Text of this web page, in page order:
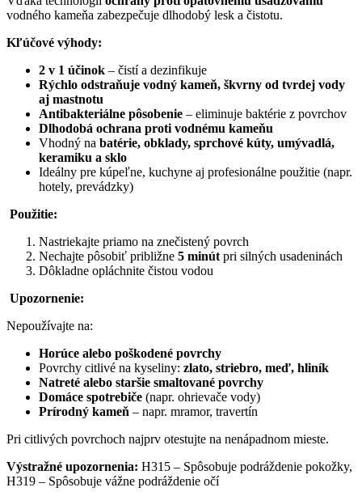
vodného kameňa zabezpečuje dlhodobý lesk a čistotu.
Kľúčové výhody:
2 v 1 účinok – čistí a dezinfikuje
Rýchlo odstraňuje vodný kameň, škvrny od tvrdej vody
aj mastnotu
Antibakteriálne pôsobenie – eliminuje baktérie z povrchov
Dlhodobá ochrana proti vodnému kameňu
Vhodný na batérie, obklady, sprchové kúty, umývadlá,
keramiku a sklo
Ideálny pre kúpeľne, kuchyne aj profesionálne použitie (napr.
hotely, prevádzky)
Použitie:
Nastriekajte priamo na znečistený povrch
Nechajte pôsobiť približne 5 minút pri silných usadeninách
Dôkladne opláchnite čistou vodou
Upozornenie:
Nepoužívajte na:
Horúce alebo poškodené povrchy
Povrchy citlivé na kyseliny: zlato, striebro, meď, hliník
Natreté alebo staršie smaltované povrchy
Domáce spotrebiče (napr. ohrievače vody)
Prírodný kameň – napr. mramor, travertín
Pri citlivých povrchoch najprv otestujte na nenápadnom mieste.
Výstražné upozornenia: H315 – Spôsobuje podráždenie pokožky,
H319 – Spôsobuje vážne podráždenie očí